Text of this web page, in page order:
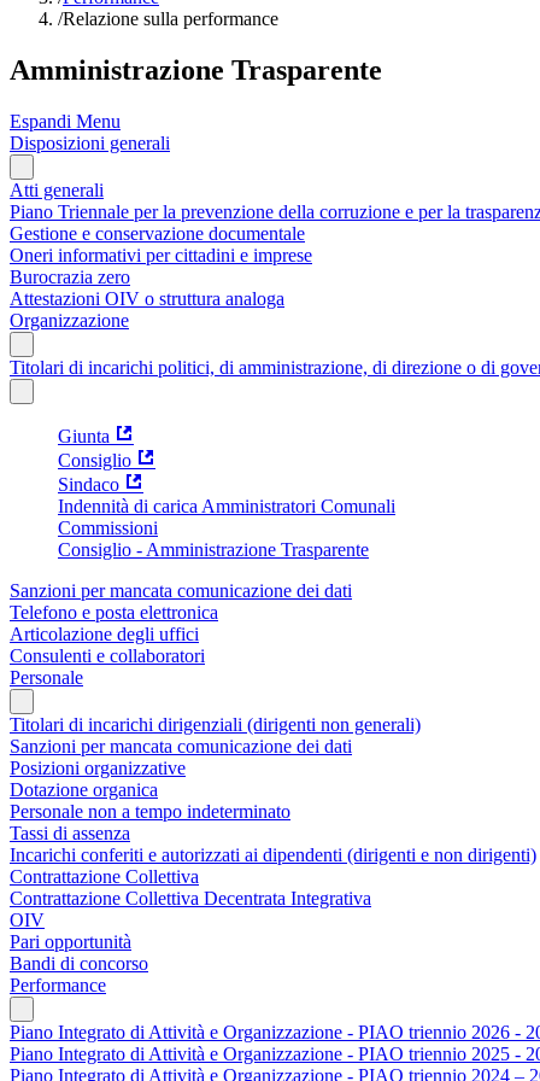
/Relazione sulla performance
Amministrazione Trasparente
Espandi Menu
Disposizioni generali
Atti generali
Piano Triennale per la prevenzione della corruzione e per la
Gestione e conservazione documentale
Oneri informativi per cittadini e imprese
Burocrazia zero
Attestazioni OIV o struttura analoga
Organizzazione
Titolari di incarichi politici, di amministrazione, di direzione o di
Giunta
Consiglio
Sindaco
Indennità di carica Amministratori Comunali
Commissioni
Consiglio - Amministrazione Trasparente
Sanzioni per mancata comunicazione dei dati
Telefono e posta elettronica
Articolazione degli uffici
Consulenti e collaboratori
Personale
Titolari di incarichi dirigenziali (dirigenti non generali)
Sanzioni per mancata comunicazione dei dati
Posizioni organizzative
Dotazione organica
Personale non a tempo indeterminato
Tassi di assenza
Incarichi conferiti e autorizzati ai dipendenti (dirigenti e non dirigenti)
Contrattazione Collettiva
Contrattazione Collettiva Decentrata Integrativa
OIV
Pari opportunità
Bandi di concorso
Performance
Piano Integrato di Attività e Organizzazione - PIAO triennio 2026 -
Piano Integrato di Attività e Organizzazione - PIAO triennio 2025 -
Piano Integrato di Attività e Organizzazione - PIAO triennio 2024 –